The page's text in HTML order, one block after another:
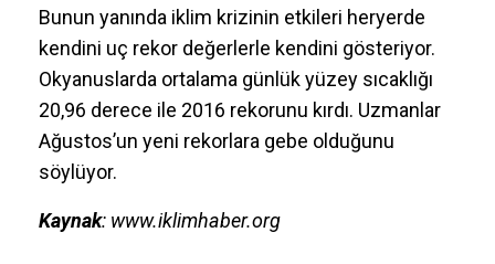
Bunun yanında iklim krizinin etkileri heryerde
kendini uç rekor değerlerle kendini gösteriyor.
Okyanuslarda ortalama günlük yüzey sıcaklığı
20,96 derece ile 2016 rekorunu kırdı. Uzmanlar
Ağustos’un yeni rekorlara gebe olduğunu
söylüyor.
Kaynak: www.iklimhaber.org